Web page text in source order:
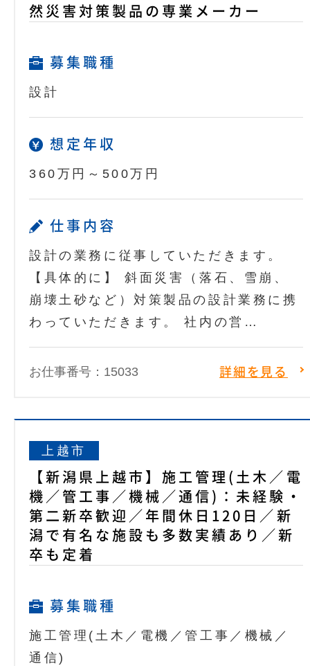
然災害対策製品の専業メーカー
募集職種
設計
想定年収
360万円～500万円
仕事内容
設計の業務に従事していただきます。
【具体的に】 斜面災害（落石、雪崩、
崩壊土砂など）対策製品の設計業務に携
わっていただきます。 社内の営…
お仕事番号：15033 詳細を見る
上越市
【新潟県上越市】施工管理(土木／電
機／管工事／機械／通信)：未経験・
第二新卒歓迎／年間休日120日／新
潟で有名な施設も多数実績あり／新
卒も定着
募集職種
施工管理(土木／電機／管工事／機械／
通信)